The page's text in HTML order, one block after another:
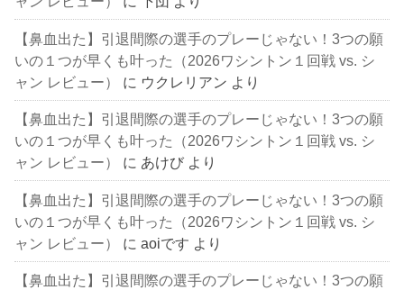
【鼻血出た】引退間際の選手のプレーじゃない！3つの願
いの１つが早くも叶った（2026ワシントン１回戦 vs. シ
ャン レビュー）
に ウクレリアン より
【鼻血出た】引退間際の選手のプレーじゃない！3つの願
いの１つが早くも叶った（2026ワシントン１回戦 vs. シ
ャン レビュー）
に あけび より
【鼻血出た】引退間際の選手のプレーじゃない！3つの願
いの１つが早くも叶った（2026ワシントン１回戦 vs. シ
ャン レビュー）
にaoiです より
【鼻血出た】引退間際の選手のプレーじゃない！3つの願